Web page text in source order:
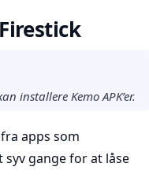
installere Kemo APK’er.
apps som
syv gange for at låse